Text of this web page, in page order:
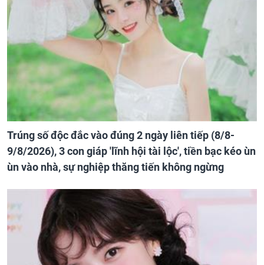
Trúng số độc đắc vào đúng 2 ngày liên tiếp (8/8-
9/8/2026), 3 con giáp 'lĩnh hội tài lộc', tiền bạc kéo ùn
ùn vào nhà, sự nghiệp thăng tiến không ngừng